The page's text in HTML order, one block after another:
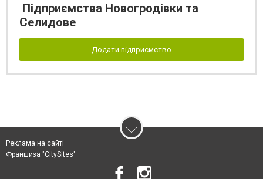
Підприємства Новогродівки та
Селидове
Додати підприємство
Реклама на сайті
Франшиза "CitySites"